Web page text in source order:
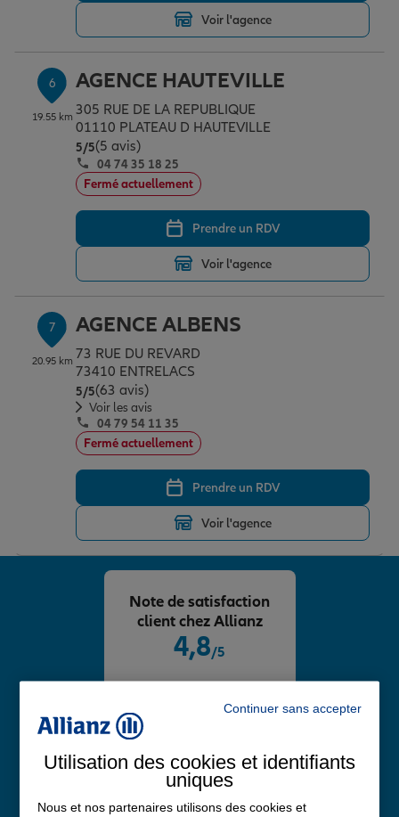
Voir l'agence
6
19.55 km
AGENCE HAUTEVILLE
305 RUE DE LA REPUBLIQUE
01110 PLATEAU D HAUTEVILLE
5/5Note de 5 sur 5
(5 avis)
04 74 35 18 25
Fermé actuellement
Prendre un RDV
Voir l'agence
7
20.95 km
AGENCE ALBENS
73 RUE DU REVARD
73410 ENTRELACS
5/5Note de 5 sur 5
(63 avis)
Voir les avis
04 79 54 11 35
Fermé actuellement
Prendre un RDV
Voir l'agence
4,8/5
Note de satisfaction
client chez Allianz
Continuer sans accepter
Utilisation des cookies et identifiants
uniques
Nous et nos partenaires utilisons des cookies et